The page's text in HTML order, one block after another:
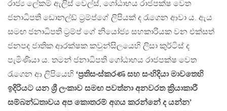
රාජ්‍ය ලේකම් ඇලිස් වෙල්ස්, ගෝඨාභය රාජපක්ෂ වෙත
ජනාධිපති ඩොනල්ඩ් ට්‍රම්ප්ගේ ලිපියක් ද රැගෙන ආවා ය. ඇය
සමඟ ජනාධිපති ට්‍රම්ප් ගේ නියෝජ්‍ය සහකාරියක වන එක්සත්
ජනපද ජාතික ආරක්ෂක කවුන්සිලයෙහි ලිසා කුර්ටිස් ද
පැමිණියා ය. තමන් ජනාධිපති ගෝඨාභය රාජපක්ෂ වෙත
රැගෙන ආ ලිපියෙහි ‘ප්‍රතිසංස්කරණ සහ සංහිදියා මාවතෙහි
ඉදිරියට යන ශ්‍රී ලංකාව සමඟ පවත්නා අනවරත ක්‍රියාකාරී
සම්බන්ධතාවය අප කොතරම් අගය කරන්නේ ද යන්න’